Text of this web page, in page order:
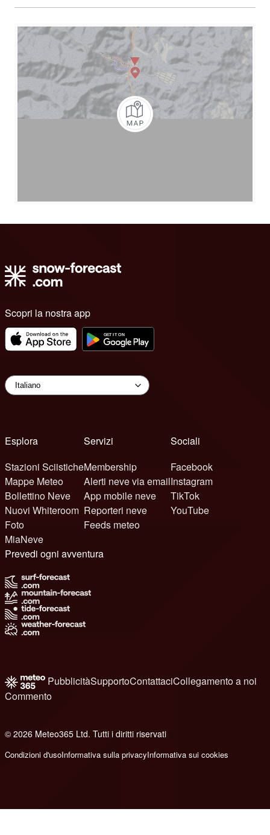
Scopri la nostra app
Esplora
Stazioni Sciistiche
Mappe Meteo
Bollettino Neve
Nuovi Whiteroom
Foto
MiaNeve
Servizi
Membership
Alerti neve via email
App mobile neve
Reporteri neve
Feeds meteo
Sociali
Facebook
Instagram
TikTok
YouTube
Prevedi ogni avventura
PubblicitàSupportoContattaciCollegamento a noi
Commento
© 2026 Meteo365 Ltd. Tutti i diritti riservati
Condizioni d'usoInformativa sulla privacyInformativa sui cookies